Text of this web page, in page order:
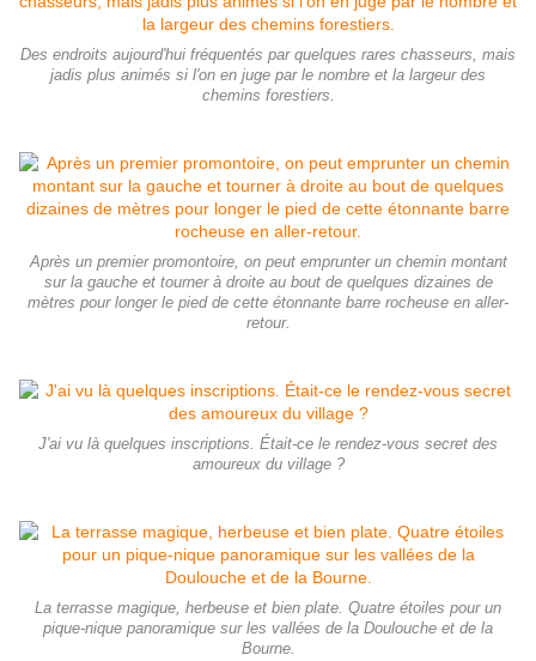
Des endroits aujourd'hui fréquentés par quelques rares chasseurs, mais
jadis plus animés si l'on en juge par le nombre et la largeur des
chemins forestiers.
Après un premier promontoire, on peut emprunter un chemin montant
sur la gauche et tourner à droite au bout de quelques dizaines de
mètres pour longer le pied de cette étonnante barre rocheuse en aller-
retour.
J'ai vu là quelques inscriptions. Était-ce le rendez-vous secret des
amoureux du village ?
La terrasse magique, herbeuse et bien plate. Quatre étoiles pour un
pique-nique panoramique sur les vallées de la Doulouche et de la
Bourne.